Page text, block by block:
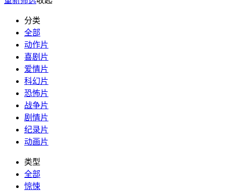
分类
全部
动作片
喜剧片
爱情片
科幻片
恐怖片
战争片
剧情片
纪录片
动画片
类型
全部
惊悚